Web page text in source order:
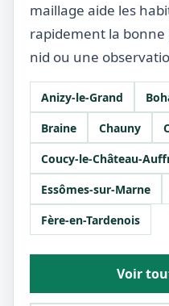
maillage aide les
rapidement la
nid ou une
Anizy-le-Grand
Braine
Chauny
Coucy-le-Château-
Essômes-sur-Marne
Fère-en-Tardenois
Voir